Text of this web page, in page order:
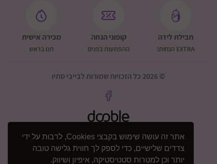
אתר זה עושה שימוש בקבצי Cookies, לרבות על ידי
צדדים שלישיים, כדי לספק לך חווית גלישה טובה
יותר וכן למטרות סטטיסטיקה, איפיון ושיווק.
חבילת לידה
EXTRA הנחות!
קופוני הנחה
ההפתעות בפנים
מכירה אישית
תנו בראש
© 2026 כל הזכויות שמורות לבייבי סתיו